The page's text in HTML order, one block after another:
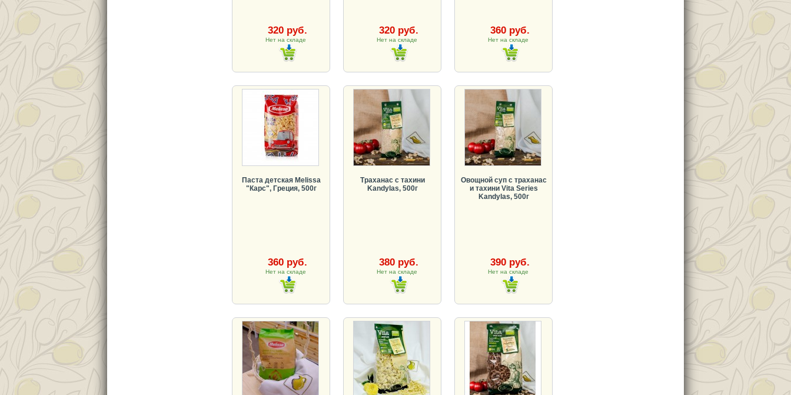
320 руб.
Нет на складе
320 руб.
Нет на складе
360 руб.
Нет на складе
Паста детская Melissa
"Карс", Греция, 500г
360 руб.
Нет на складе
Траханас с тахини
Kandylas, 500г
380 руб.
Нет на складе
Овощной суп с траханас
и тахини Vita Series
Kandylas, 500г
390 руб.
Нет на складе